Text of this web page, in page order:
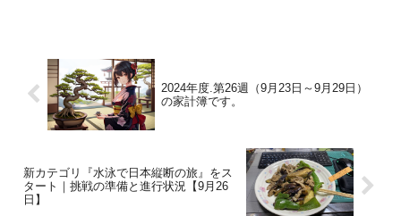
2024年度.第26週（9月23日～9月29日）
の家計簿です。
新カテゴリ『水泳で日本縦断の旅』をス
タート｜挑戦の準備と進行状況【9月26
日】